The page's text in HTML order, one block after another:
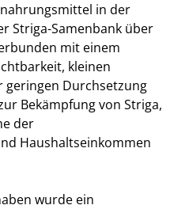
in der
Striga-Samenbank über
mit einem
kleinen
geringen Durchsetzung
Bekämpfung von Striga,
der
Haushaltseinkommen
wurde ein